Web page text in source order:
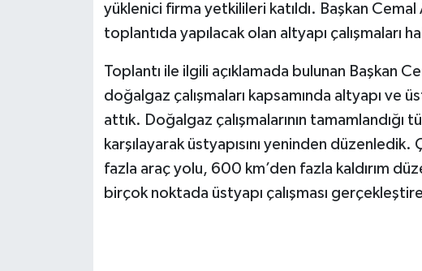
yüklenici firma yetkilileri katıldı. Başkan Cemal
toplantıda yapılacak olan altyapı çalışmaları
Toplantı ile ilgili açıklamada bulunan Başkan
doğalgaz çalışmaları kapsamında altyapı ve
attık. Doğalgaz çalışmalarının tamamlandığı
karşılayarak üstyapısını yeninden
fazla araç yolu, 600 km’den fazla kaldırım
birçok noktada üstyapı çalışması